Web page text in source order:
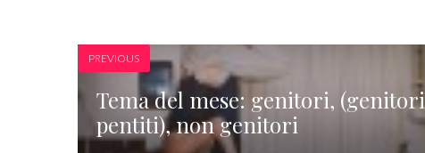
PREVIOUS
Tema del mese: genitori, (genitori
pentiti), non genitori